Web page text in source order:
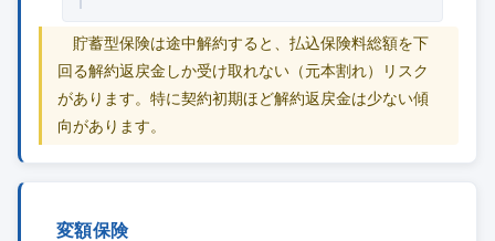
貯蓄型保険は途中解約すると、払込保険料総額を下
回る解約返戻金しか受け取れない（元本割れ）リスク
があります。特に契約初期ほど解約返戻金は少ない傾
向があります。
変額保険